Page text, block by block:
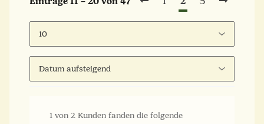
1 von 2 Kunden fanden die folgende